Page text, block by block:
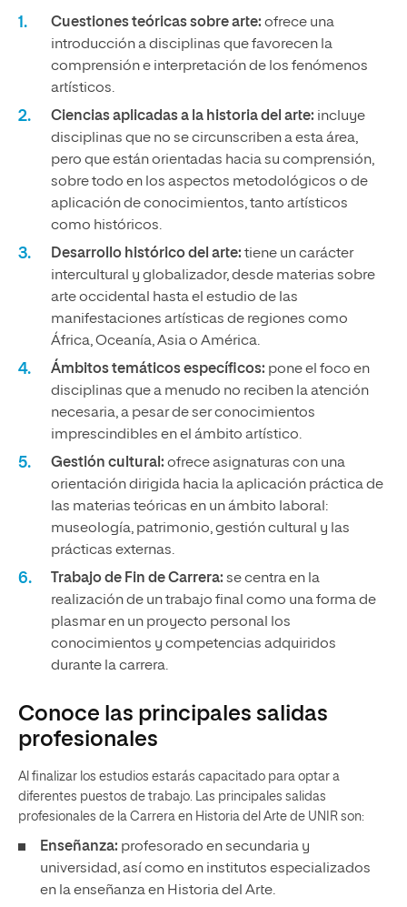
Cuestiones teóricas sobre arte: ofrece una
introducción a disciplinas que favorecen la
comprensión e interpretación de los fenómenos
artísticos.
Ciencias aplicadas a la historia del arte: incluye
disciplinas que no se circunscriben a esta área,
pero que están orientadas hacia su comprensión,
sobre todo en los aspectos metodológicos o de
aplicación de conocimientos, tanto artísticos
como históricos.
Desarrollo histórico del arte: tiene un carácter
intercultural y globalizador, desde materias sobre
arte occidental hasta el estudio de las
manifestaciones artísticas de regiones como
África, Oceanía, Asia o América.
Ámbitos temáticos específicos: pone el foco en
disciplinas que a menudo no reciben la atención
necesaria, a pesar de ser conocimientos
imprescindibles en el ámbito artístico.
Gestión cultural: ofrece asignaturas con una
orientación dirigida hacia la aplicación práctica de
las materias teóricas en un ámbito laboral:
museología, patrimonio, gestión cultural y las
prácticas externas.
Trabajo de Fin de Carrera: se centra en la
realización de un trabajo final como una forma de
plasmar en un proyecto personal los
conocimientos y competencias adquiridos
durante la carrera.
Conoce las principales salidas
profesionales
Al finalizar los estudios estarás capacitado para optar a
diferentes puestos de trabajo. Las principales salidas
profesionales de la Carrera en Historia del Arte de UNIR son:
Enseñanza: profesorado en secundaria y
universidad, así como en institutos especializados
en la enseñanza en Historia del Arte.